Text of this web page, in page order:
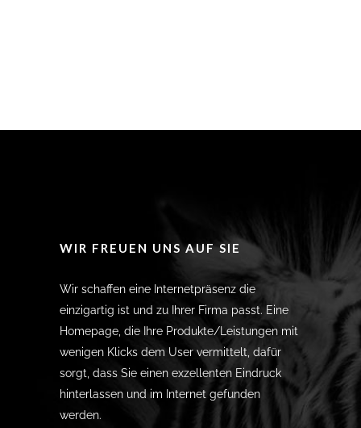
WIR FREUEN UNS AUF SIE
Wir schaffen eine Internetpräsenz die
einzigartig ist und zu Ihrer Firma passt. Eine
Homepage, die Ihre Produkte/Leistungen mit
wenigen Klicks dem User vermittelt, dafür
sorgt, dass Sie einen exzellenten Eindruck
hinterlassen und im Internet gefunden
werden.